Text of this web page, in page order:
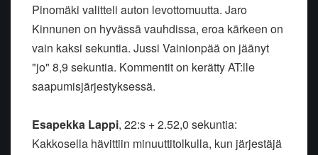
Pinomäki valitteli auton levottomuutta. Jaro
Kinnunen on hyvässä vauhdissa, eroa kärkeen on
vain kaksi sekuntia. Jussi Vainionpää on jäänyt
"jo" 8,9 sekuntia. Kommentit on kerätty AT:lle
saapumisjärjestyksessä.
Esapekka Lappi, 22:s + 2.52,0 sekuntia:
Kakkosella hävittiin minuuttitolkulla, kun järjestäjä